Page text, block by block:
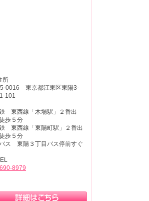
所
0016 東京都江東区東陽3-
101
東西線「木場駅」２番出
歩５分
東西線「東陽町駅」２番出
歩５分
ス 東陽３丁目バス停前すぐ
8979